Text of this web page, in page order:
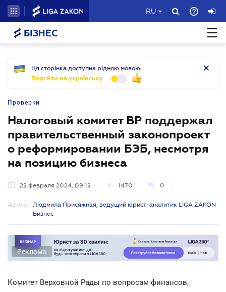
RU
БІЗНЕС
Ця сторінка доступна рідною мовою.
Перейти на українську
Проверки
Налоговый комитет ВР поддержал
правительственный законопроект
о реформировании БЭБ, несмотря
на позицию бизнеса
22 февраля 2024, 09:12 1470 0
Автор:
Людмила Присяжная, ведущий юрист-аналитик LIGA ZAKON
Бизнес
Реклама
Комитет Верховной Рады по вопросам финансов,